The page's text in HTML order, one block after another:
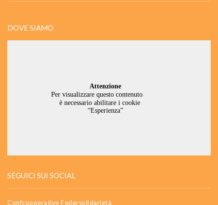
DOVE SIAMO
SEGUICI SUI SOCIAL
Confcooperative Federsolidarietà